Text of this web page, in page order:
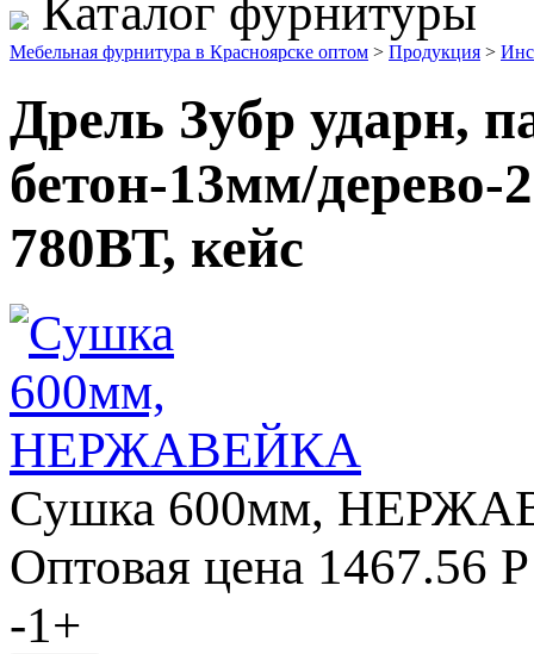
Каталог фурнитуры
Мебельная фурнитура в Красноярске оптом > Продукция >
Дрель Зубр ударн,
бетон-13мм/
780ВТ, кейс
Сушка 600мм,
Оптовая цена 1467.56 Р
-1+